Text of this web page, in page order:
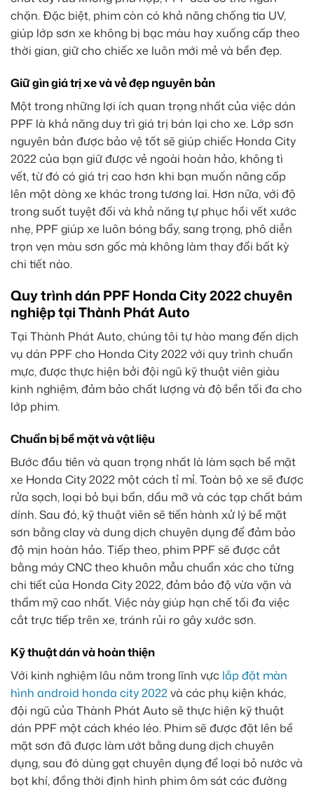
chặn. Đặc biệt, phim còn có khả năng chống tia UV,
giúp lớp sơn xe không bị bạc màu hay xuống cấp theo
thời gian, giữ cho chiếc xe luôn mới mẻ và bền đẹp.
Giữ gìn giá trị xe và vẻ đẹp nguyên bản
Một trong những lợi ích quan trọng nhất của việc dán
PPF là khả năng duy trì giá trị bán lại cho xe. Lớp sơn
nguyên bản được bảo vệ tốt sẽ giúp chiếc Honda City
2022 của bạn giữ được vẻ ngoài hoàn hảo, không tì
vết, từ đó có giá trị cao hơn khi bạn muốn nâng cấp
lên một dòng xe khác trong tương lai. Hơn nữa, với độ
trong suốt tuyệt đối và khả năng tự phục hồi vết xước
nhẹ, PPF giúp xe luôn bóng bẩy, sang trọng, phô diễn
trọn vẹn màu sơn gốc mà không làm thay đổi bất kỳ
chi tiết nào.
Quy trình dán PPF Honda City 2022 chuyên
nghiệp tại Thành Phát Auto
Tại Thành Phát Auto, chúng tôi tự hào mang đến dịch
vụ dán PPF cho Honda City 2022 với quy trình chuẩn
mực, được thực hiện bởi đội ngũ kỹ thuật viên giàu
kinh nghiệm, đảm bảo chất lượng và độ bền tối đa cho
lớp phim.
Chuẩn bị bề mặt và vật liệu
Bước đầu tiên và quan trọng nhất là làm sạch bề mặt
xe Honda City 2022 một cách tỉ mỉ. Toàn bộ xe sẽ được
rửa sạch, loại bỏ bụi bẩn, dầu mỡ và các tạp chất bám
dính. Sau đó, kỹ thuật viên sẽ tiến hành xử lý bề mặt
sơn bằng clay và dung dịch chuyên dụng để đảm bảo
độ mịn hoàn hảo. Tiếp theo, phim PPF sẽ được cắt
bằng máy CNC theo khuôn mẫu chuẩn xác cho từng
chi tiết của Honda City 2022, đảm bảo độ vừa vặn và
thẩm mỹ cao nhất. Việc này giúp hạn chế tối đa việc
cắt trực tiếp trên xe, tránh rủi ro gây xước sơn.
Kỹ thuật dán và hoàn thiện
Với kinh nghiệm lâu năm trong lĩnh vực lắp đặt màn
hình android honda city 2022và các phụ kiện khác,
đội ngũ của Thành Phát Auto sẽ thực hiện kỹ thuật
dán PPF một cách khéo léo. Phim sẽ được đặt lên bề
mặt sơn đã được làm ướt bằng dung dịch chuyên
dụng, sau đó dùng gạt chuyên dụng để loại bỏ nước và
bọt khí, đồng thời định hình phim ôm sát các đường